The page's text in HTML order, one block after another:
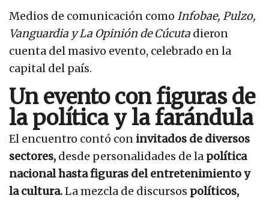
Medios de comunicación como Infobae, Pulzo,
Vanguardia y La Opinión de Cúcuta dieron
cuenta del masivo evento, celebrado en la
capital del país.
Un evento con figuras de
la política y la farándula
El encuentro contó con invitados de diversos
sectores, desde personalidades de la política
nacional hasta figuras del entretenimiento y
la cultura.La mezcla de discursos políticos,